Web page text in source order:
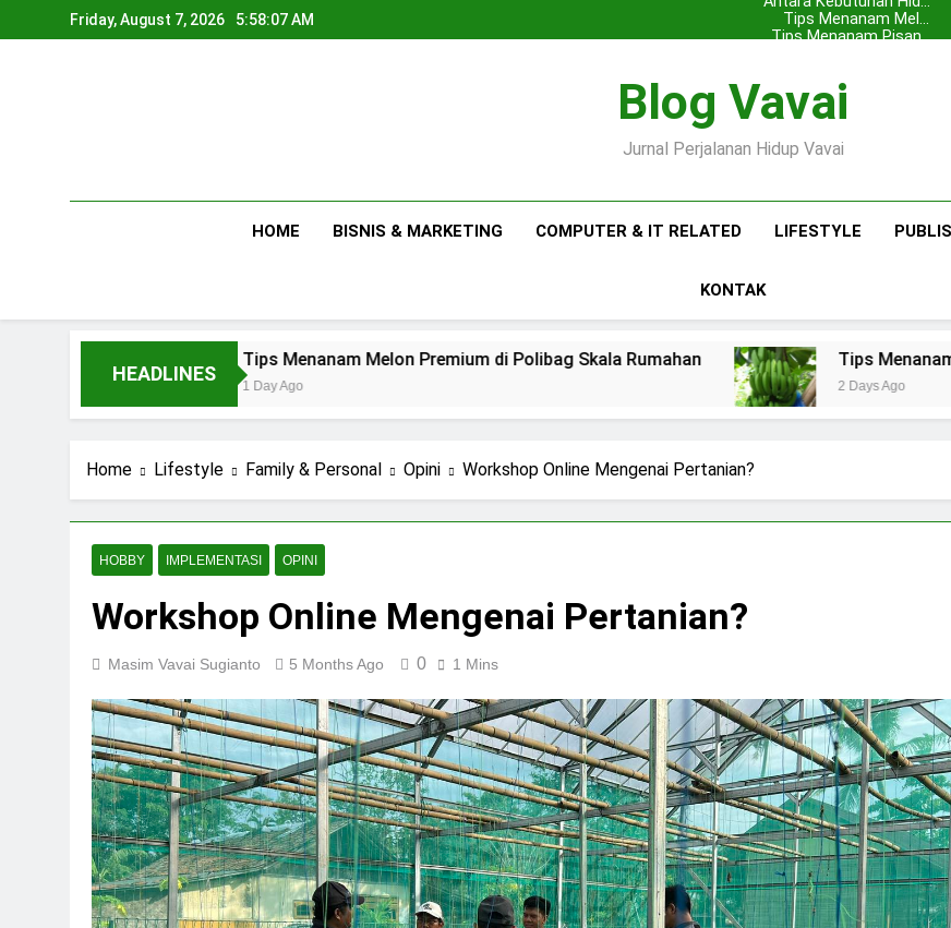
to
Friday, August 7, 2026 5:58:08 AM
dengan Ekspansi Usaha
Tips Menanam Melon
Premium di Polibag Skala
Tips Menanam Pisang :
dengan Ekspansi Usaha
Tips Menanam Melon
Premium di Polibag Skala
Tips Menanam Pisang :
Pentingnya Memilih Bibit
Pisang Barangan
Blog Vavai
Jurnal Perjalanan Hidup Vavai
HOME BISNIS & MARKETING COMPUTER & IT RELATED LIFESTYLE
KONTAK
HEADLINES
Tips Menanam Melon Premium di Polibag Skala Rumahan Tips Menanam Pisang :
2 Days Ago
Home Lifestyle Family & Personal Opini Workshop Online Mengenai Pertanian?
HOBBY IMPLEMENTASI OPINI
Workshop Online Mengenai Pertanian?
Masim Vavai Sugianto 5 Months Ago 0 1 Mins